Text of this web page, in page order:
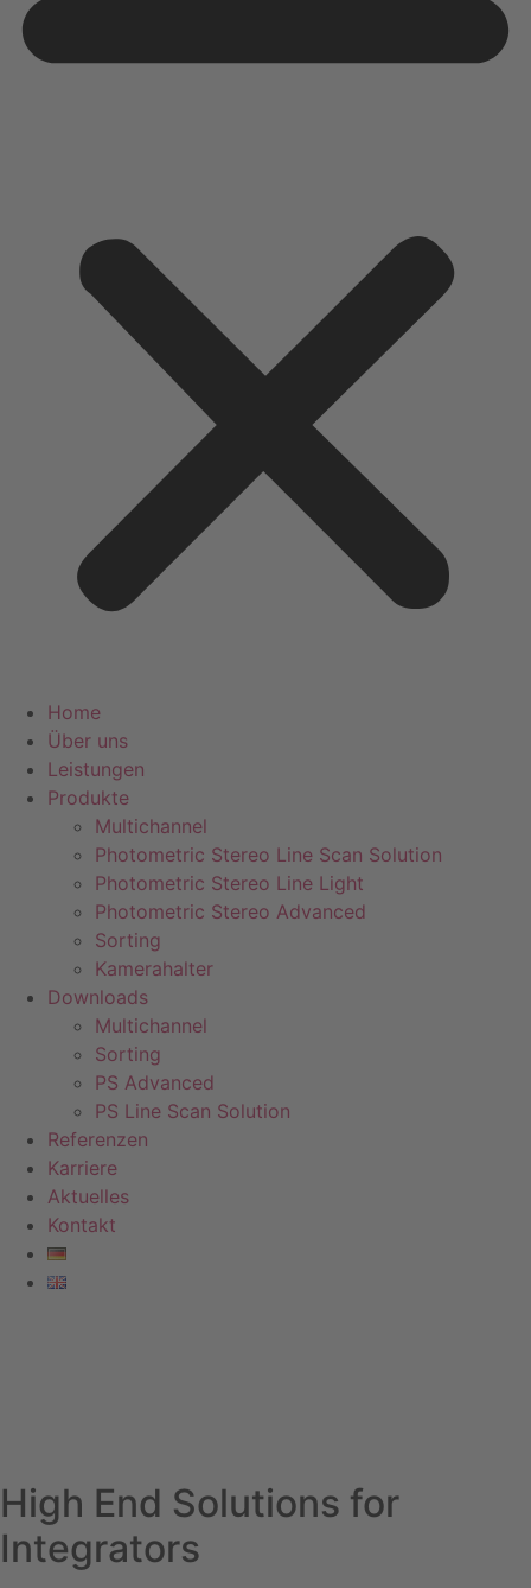
Home
Über uns
Leistungen
Produkte
Multichannel
Photometric Stereo Line Scan Solution
Photometric Stereo Line Light
Photometric Stereo Advanced
Sorting
Kamerahalter
Downloads
Multichannel
Sorting
PS Advanced
PS Line Scan Solution
Referenzen
Karriere
Aktuelles
Kontakt
High End Solutions for
Integrators